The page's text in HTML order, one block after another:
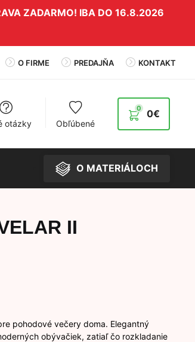
ZADARMO! IBA DO 16.8.2026
O FIRME PREDAJŇA KONTAKT
otázky
Obľúbené
0€
0
O MATERIÁLOCH
II
pohodové večery doma. Elegantný
obývačiek, zatiaľ čo rozkladanie